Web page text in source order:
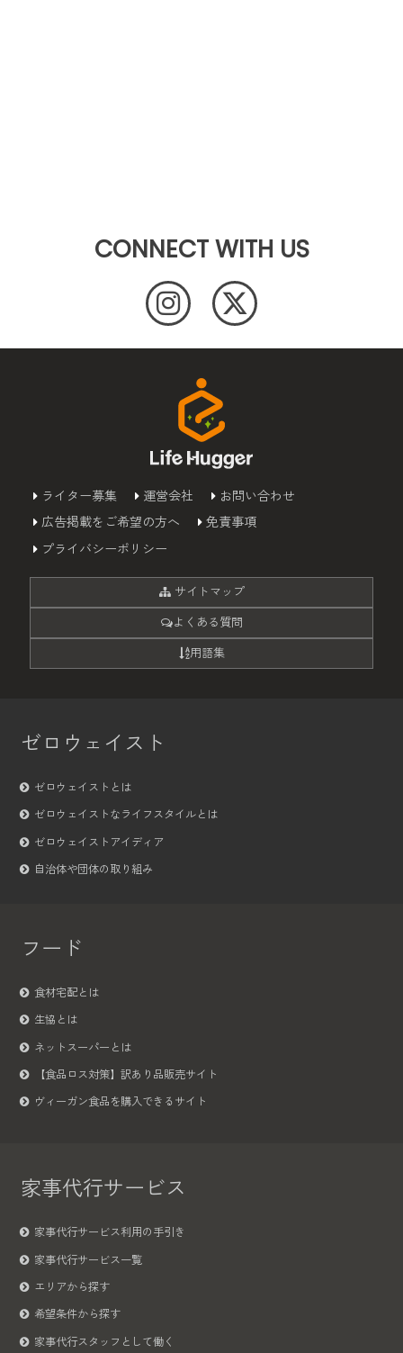
CONNECT WITH US
ライター募集 運営会社
お問い合わせ
広告掲載をご希望の方へ
免責事項
プライバシーポリシー
サイトマップ
よくある質問
用語集
ゼロウェイスト
ゼロウェイストとは
ゼロウェイストなライフスタイルとは
ゼロウェイストアイディア
自治体や団体の取り組み
フード
食材宅配とは
生協とは
ネットスーパーとは
【食品ロス対策】訳あり品販売サイト
ヴィーガン食品を購入できるサイト
家事代行サービス
家事代行サービス利用の手引き
家事代行サービス一覧
エリアから探す
希望条件から探す
家事代行スタッフとして働く